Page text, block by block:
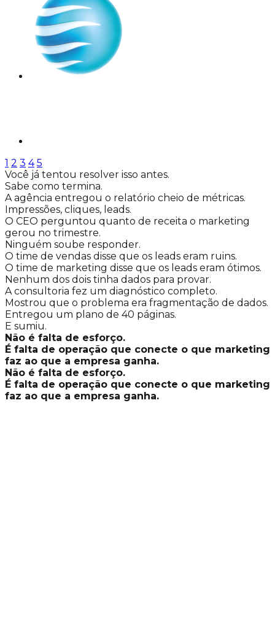
1 2 3 4 5
Você já tentou resolver isso antes.
Sabe como termina.
A agência entregou o relatório cheio de métricas.
Impressões, cliques, leads.
O CEO perguntou quanto de receita o marketing
gerou no trimestre.
Ninguém soube responder.
O time de vendas disse que os leads eram ruins.
O time de marketing disse que os leads eram ótimos.
Nenhum dos dois tinha dados para provar.
A consultoria fez um diagnóstico completo.
Mostrou que o problema era fragmentação de dados.
Entregou um plano de 40 páginas.
E sumiu.
Não é falta de esforço.
É falta de operação que conecte o que marketing
faz ao que a empresa ganha.
Não é falta de esforço.
É falta de operação que conecte o que marketing
faz ao que a empresa ganha.